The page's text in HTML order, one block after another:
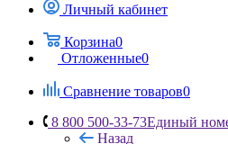
Личный кабинет
Корзина0
Отложенные0
Сравнение товаров0
8 800 500-33-73Единый
Назад